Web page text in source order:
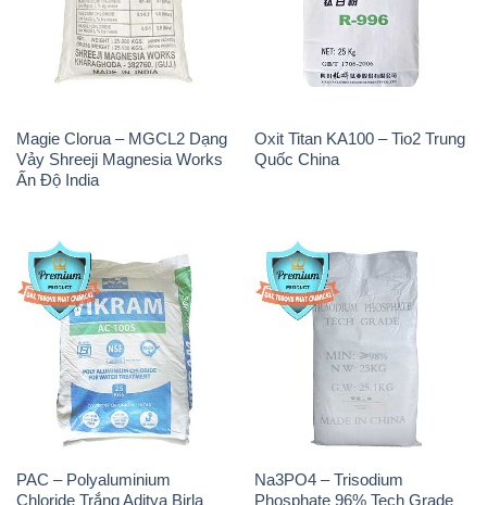
Magie Clorua – MGCL2 Dạng
Vảy Shreeji Magnesia Works
Ấn Độ India
Oxit Titan KA100 – Tio2 Trung
Quốc China
PAC – Polyaluminium
Chloride Trắng Aditya Birla
Na3PO4 – Trisodium
Phosphate 96% Tech Grade